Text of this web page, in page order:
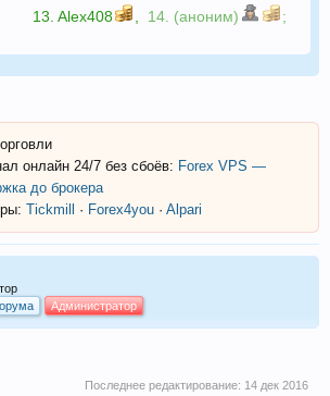
13. Alex408 14. (аноним) ;
онлайн 24/7 без сбоёв: Forex VPS —
до брокера
Tickmill · Forex4you · Alpari
Администратор
Последнее редактирование: 14 дек 2016